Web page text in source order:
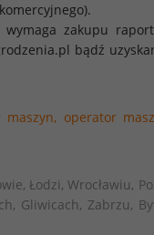
zakupu
bądź
maszyn, operator
Łodzi, Wrocławiu,
Gliwicach, Zabrzu,